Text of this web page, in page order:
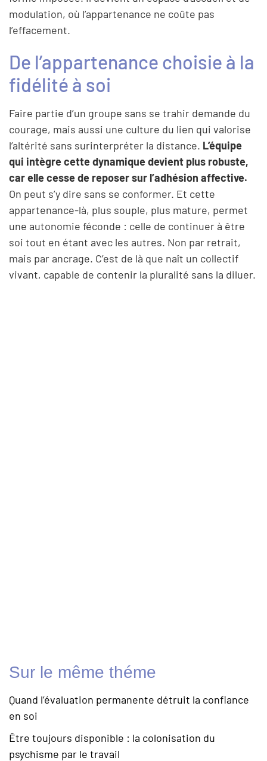
modulation, où l’appartenance ne coûte pas
l’effacement.
De l’appartenance choisie à la
fidélité à soi
Faire partie d’un groupe sans se trahir demande du
courage, mais aussi une culture du lien qui valorise
l’altérité sans surinterpréter la distance. L’équipe
qui intègre cette dynamique devient plus robuste,
car elle cesse de reposer sur l’adhésion affective.
On peut s’y dire sans se conformer. Et cette
appartenance-là, plus souple, plus mature, permet
une autonomie féconde : celle de continuer à être
soi tout en étant avec les autres. Non par retrait,
mais par ancrage. C’est de là que naît un collectif
vivant, capable de contenir la pluralité sans la diluer.
Sur le même théme
Quand l’évaluation permanente détruit la confiance
en soi
Être toujours disponible : la colonisation du
psychisme par le travail